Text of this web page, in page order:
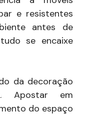
e resistentes
antes de
se encaixe
da decoração
Apostar em
do espaço